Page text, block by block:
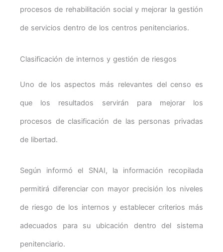
procesos de rehabilitación social y mejorar la gestión
de servicios dentro de los centros penitenciarios.
Clasificación de internos y gestión de riesgos
Uno de los aspectos más relevantes del censo es
que los resultados servirán para mejorar los
procesos de clasificación de las personas privadas
de libertad.
Según informó el SNAI, la información recopilada
permitirá diferenciar con mayor precisión los niveles
de riesgo de los internos y establecer criterios más
adecuados para su ubicación dentro del sistema
penitenciario.